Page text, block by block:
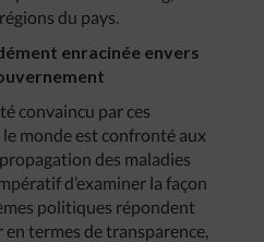
du pays.
enracinée envers
convaincu par ces
monde est confronté aux
des maladies
d’examiner la façon
politiques répondent
termes de transparence,